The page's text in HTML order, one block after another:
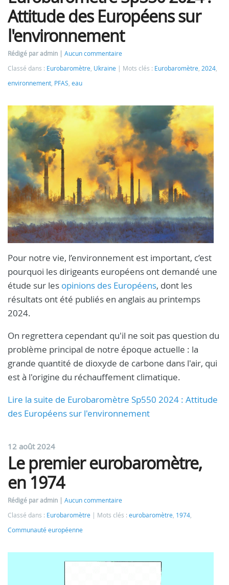
Attitude des Européens sur
l'environnement
Rédigé par admin
Aucun commentaire
Classé dans : Eurobaromètre Ukraine Mots clés : Eurobaromètre 2024
environnement PFAS eau
Pour notre vie, l’environnement est important, c’est
pourquoi les dirigeants européens ont demandé une
étude sur les opinions des Européens, dont les
résultats ont été publiés en anglais au printemps
2024.
On regrettera cependant qu'il ne soit pas question du
problème principal de notre époque actuelle : la
grande quantité de dioxyde de carbone dans l'air, qui
est à l'origine du réchauffement climatique.
Lire la suite de Eurobaromètre Sp550 2024 : Attitude
des Européens sur l'environnement
12 août 2024
Le premier eurobaromètre,
en 1974
Rédigé par admin
Aucun commentaire
Classé dans : Eurobaromètre Mots clés : eurobaromètre 1974
Communauté européenne